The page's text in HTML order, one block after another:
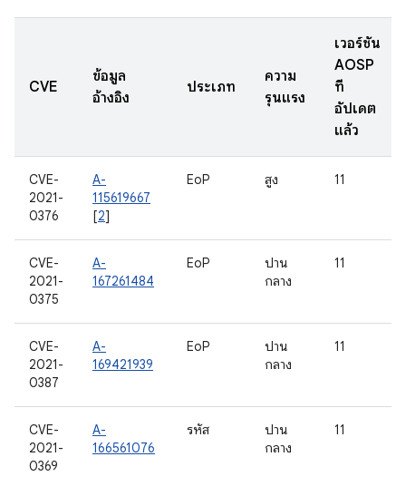
CVE
ข้อมูล
อ้างอิง
ประเภท
ความ
รุนแรง
เวอร์ชัน
AOSP
ที่
อัปเดต
แล้ว
CVE-
2021-
0376
A-
115619667
[2]
EoP สูง 11
CVE-
2021-
0375
A-
167261484
EoP
ปาน
กลาง
11
CVE-
2021-
0387
A-
169421939
EoP
ปาน
กลาง
11
CVE-
2021-
0369
A-
166561076
รหัส
ปาน
กลาง
11